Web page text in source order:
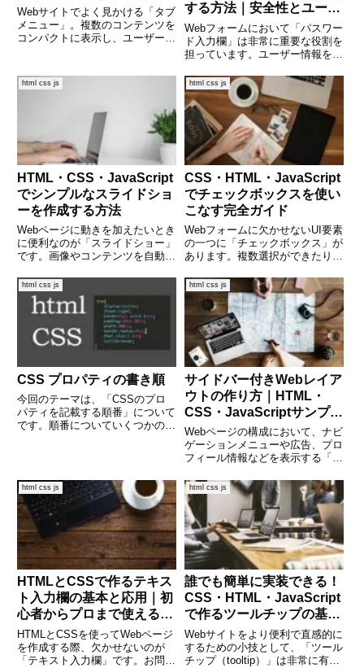
Webサイトでよく見かける「タブ
メニュー」。複数のコンテンツを
コンパクトに表示し、ユーザーの
使わず、HTMLとCSSだけで動作
するシンプルなタブメニューの作
する方法｜安全性とユーザ
ビリティを両立するテクニ
ック
Webフォームにおいて「パスワー
ド入力欄」は非常に重要な役割を
担っています。ユーザー情報を守
かりやすさとセキュリティのバラ
ンスが求められます。本記事で
は、HTML・CSS・JavaScriptを
使ってパスワード
html css js
HTML・CSS・JavaScript
でシンプルなスライドショ
ーを作成する方法
Webページに動きを加えたいとき
に便利なのが「スライドショー」
です。画像やコンテンツを自動で
パクトを与えることができます。
この記事では、HTML、CSS、そ
してJavaScriptを使って、シンプ
html css js
CSS・HTML・JavaScript
でチェックボックスを使い
こなす完全ガイド
Webフォームに欠かせないUI要素
の一つに「チェックボックス」が
あります。複数選択ができたり、
用シーンは多岐にわたります。本
記事では、HTMLでの基本的なチ
ェックボックスの実装方法から、
CSSでのデザインカスタ
html css js
CSS プロパティの書き順
今回のテーマは、「CSSのプロ
パティを記載する順番」について
です。順番についていくつかのや
す。順番を暗記しておけば、
CSSについての
html css js
サイドバー付きWebレイア
ウトの作り方｜HTML・
CSS・JavaScriptサンプル
付き
Webページの構成において、ナビ
ゲーションメニューや広告、プロ
フィール情報などを表示する「サ
に情報量が多いブログや管理画面
では、サイドバー付きのレイアウ
トがユーザーの操作性を高めてく
れます。この記事では、HTM
html css js
HTMLとCSSで作るテキス
ト入力欄の基本と応用｜初
心者からプロまで使えるデ
ザイン術
HTMLとCSSを使ってWebページ
を作成する際、欠かせないのが
「テキスト入力欄」です。お問い
html css js
誰でも簡単に実装できる！
CSS・HTML・JavaScript
で作るツールチップの基本
と応用
Webサイトをより便利で直感的に
するための小技として、「ツール
チップ（tooltip）」は非常に有用